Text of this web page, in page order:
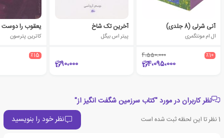
آنی شرلی (8 جلدی)
ال ام مونتگمری
٪10 4،550،000
4،095،000
آخرین تک شاخ
پیتر اس بیگل
90،000
یعقوب را دوست
کاترین پترسون
٪15
نظر کاربران در مورد "کتاب سرزمین شگفت انگیز از"
1نظر تا این لحظه ثبت شده است نظر خود را بنویسید